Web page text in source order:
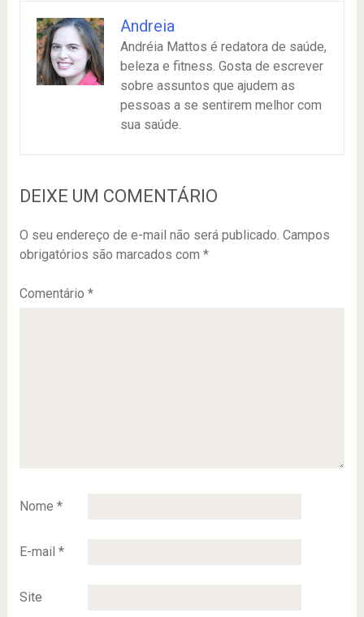
Andreia
Andréia Mattos é redatora de saúde,
beleza e fitness. Gosta de escrever
sobre assuntos que ajudem as
pessoas a se sentirem melhor com
sua saúde.
DEIXE UM COMENTÁRIO
O seu endereço de e-mail não será publicado. Campos
obrigatórios são marcados com *
Comentário *
Nome *
E-mail *
Site